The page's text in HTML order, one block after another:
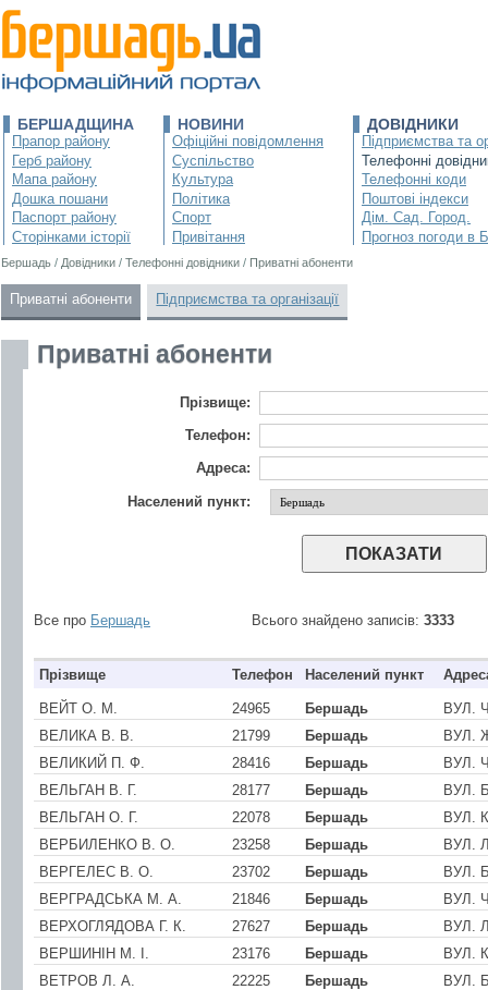
БЕРШАДЩИНА
Прапор району
Герб району
Мапа району
Дошка пошани
Паспорт району
Сторінками історії
НОВИНИ
Офіційні повідомлення
Суспільство
Культура
Політика
Спорт
Привітання
ДОВІДНИКИ
Підприємства та
Телефонні
Телефонні коди
Поштові індекси
Дім. Сад. Город.
Прогноз погоди в
Бершадь / Довідники / Телефонні довідники / Приватні абоненти
Приватні абоненти Підприємства та організації
Приватні абоненти
Прізвище:
Телефон:
Адреса:
Населений пункт:
Все про Бершадь Всього знайдено записів: 3333
Прізвище Телефон Населений пункт
ВЕЙТ О. М. 24965 Бершадь
ВУЛ.
ВЕЛИКА В. В.
21799 Бершадь
ВУЛ.
ВЕЛИКИЙ П. Ф.
28416 Бершадь
ВУЛ.
ВЕЛЬГАН В. Г.
28177 Бершадь
ВУЛ.
ВЕЛЬГАН О. Г.
22078 Бершадь
ВУЛ.
ВЕРБИЛЕНКО В. О.
23258 Бершадь
ВУЛ.
ВЕРГЕЛЕС В. О.
23702 Бершадь
ВУЛ.
ВЕРГРАДСЬКА М. А.
21846 Бершадь
ВУЛ.
ВЕРХОГЛЯДОВА Г. К.
27627 Бершадь
ВУЛ.
ВЕРШИНIН М. I.
23176 Бершадь
ВУЛ.
ВЕТРОВ Л. А.
22225 Бершадь
ВУЛ.